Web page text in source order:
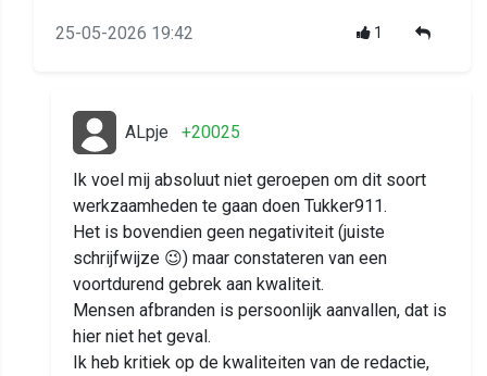
25-05-2026 19:42 1
ALpje +20025
Ik voel mij absoluut niet geroepen om dit soort
werkzaamheden te gaan doen Tukker911.
Het is bovendien geen negativiteit (juiste
schrijfwijze 😉) maar constateren van een
voortdurend gebrek aan kwaliteit.
Mensen afbranden is persoonlijk aanvallen, dat is
hier niet het geval.
Ik heb kritiek op de kwaliteiten van de redactie,